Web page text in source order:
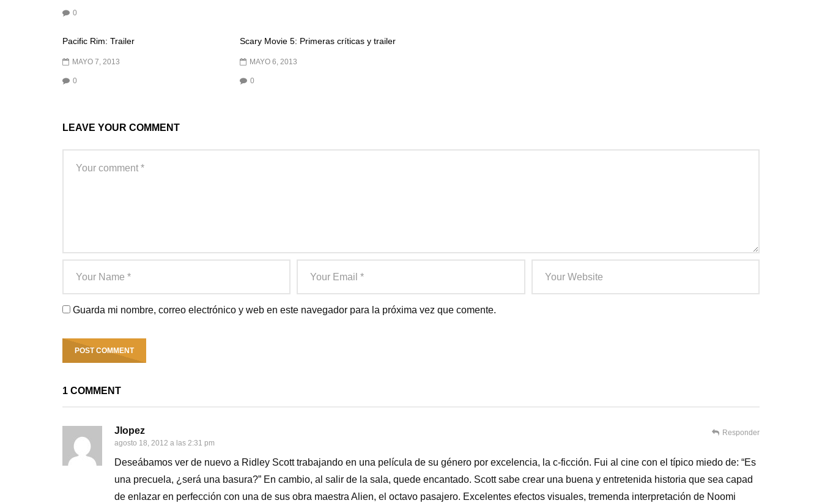
0
Pacific Rim: Trailer
MAYO 7, 2013
0
Scary Movie 5: Primeras críticas y trailer
MAYO 6, 2013
0
LEAVE YOUR COMMENT
Guarda mi nombre, correo electrónico y web en este navegador para la próxima vez que comente.
1 COMMENT
Jlopez
agosto 18, 2012 a las 2:31 pm
Deseábamos ver de nuevo a Ridley Scott trabajando en una película de su género por excelencia, la c-ficción. Fui al cine con el típico miedo de: “Es
una precuela, ¿será una basura?” En cambio, al salir de la sala, quede encantado. Scott sabe crear una buena y entretenida historia que sea capad
de enlazar en perfección con una de sus obra maestra Alien, el octavo pasajero. Excelentes efectos visuales, tremenda interpretación de Noomi
Responder